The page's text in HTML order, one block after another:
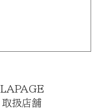
LAPAGE
取扱店舗